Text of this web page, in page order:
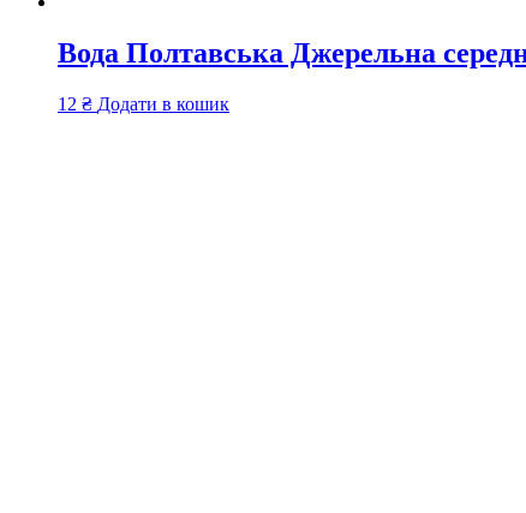
Вода Полтавська Джерельна
12 ₴ Додати в кошик